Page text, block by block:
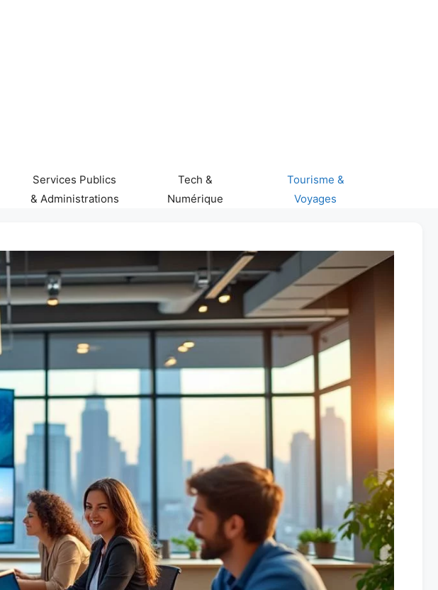
Services Publics
& Administrations
Tech &
Numérique
Tourisme &
Voyages